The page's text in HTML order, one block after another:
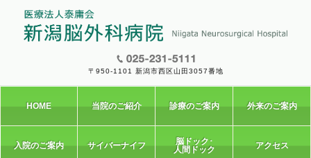
〒950-1101 新潟市西区山田3057番地
HOME 当院のご紹介 診療のご案内 外来のご案内
入院のご案内 サイバーナイフ
脳ドック･
人間ドック
アクセス